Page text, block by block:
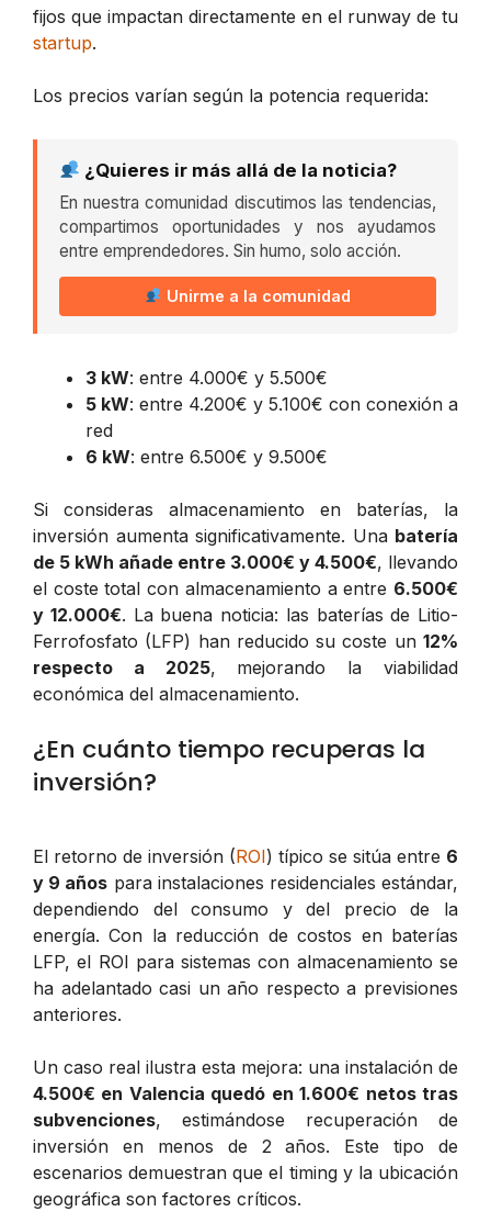
fijos que impactan directamente en el runway de tu
startup.
Los precios varían según la potencia requerida:
¿Quieres ir más allá de la noticia?
En nuestra comunidad discutimos las tendencias,
compartimos oportunidades y nos ayudamos
entre emprendedores. Sin humo, solo acción.
Unirme a la comunidad
3 kW: entre 4.000€ y 5.500€
5 kW: entre 4.200€ y 5.100€ con conexión a
red
6 kW: entre 6.500€ y 9.500€
Si consideras almacenamiento en baterías, la
inversión aumenta significativamente. Una batería
de 5 kWh añade entre 3.000€ y 4.500€, llevando
el coste total con almacenamiento a entre 6.500€
y 12.000€. La buena noticia: las baterías de Litio-
Ferrofosfato (LFP) han reducido su coste un 12%
respecto a 2025, mejorando la viabilidad
económica del almacenamiento.
¿En cuánto tiempo recuperas la
inversión?
El retorno de inversión (ROI) típico se sitúa entre 6
y 9 años para instalaciones residenciales estándar,
dependiendo del consumo y del precio de la
energía. Con la reducción de costos en baterías
LFP, el ROI para sistemas con almacenamiento se
ha adelantado casi un año respecto a previsiones
anteriores.
Un caso real ilustra esta mejora: una instalación de
4.500€ en Valencia quedó en 1.600€ netos tras
subvenciones, estimándose recuperación de
inversión en menos de 2 años. Este tipo de
escenarios demuestran que el timing y la ubicación
geográfica son factores críticos.